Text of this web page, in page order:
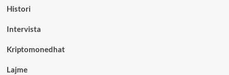
Histori
Intervista
Kriptomonedhat
Lajme